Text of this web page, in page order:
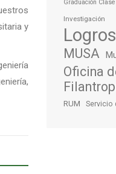
y
Graduación
Investigación
MUSA
Oficina
RUM Servicio